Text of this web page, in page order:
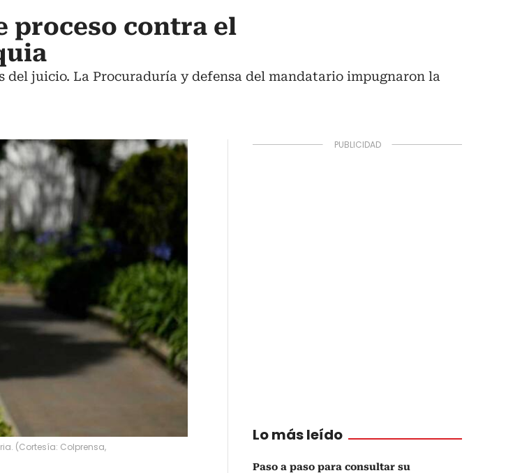
proceso contra el
del juicio. La Procuraduría y defensa del mandatario impugnaron la
(Cortesía: Colprensa,
Lo más leído
Paso a paso para consultar su